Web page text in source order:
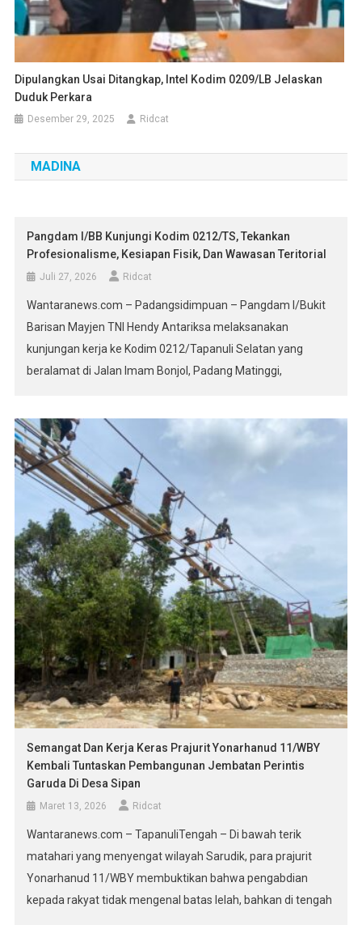
Dipulangkan Usai Ditangkap, Intel Kodim 0209/LB Jelaskan
Duduk Perkara
Desember 29, 2025 Ridcat
MADINA
Pangdam I/BB Kunjungi Kodim 0212/TS, Tekankan
Profesionalisme, Kesiapan Fisik, Dan Wawasan Teritorial
Juli 27, 2026 Ridcat
Wantaranews.com – Padangsidimpuan – Pangdam I/Bukit
Barisan Mayjen TNI Hendy Antariksa melaksanakan
kunjungan kerja ke Kodim 0212/Tapanuli Selatan yang
beralamat di Jalan Imam Bonjol, Padang Matinggi,
bertujuan meninjau kesiapan operasional satuan,
berinteraksi langsung dengan prajurit, serta memperkuat
sinergi dengan pemerintah daerah dan unsur Forkopimda di
wilayah […]
Semangat Dan Kerja Keras Prajurit Yonarhanud 11/WBY
Kembali Tuntaskan Pembangunan Jembatan Perintis
Garuda Di Desa Sipan
Maret 13, 2026 Ridcat
Wantaranews.com – TapanuliTengah – Di bawah terik
matahari yang menyengat wilayah Sarudik, para prajurit
Yonarhanud 11/WBY membuktikan bahwa pengabdian
kepada rakyat tidak mengenal batas lelah, bahkan di tengah